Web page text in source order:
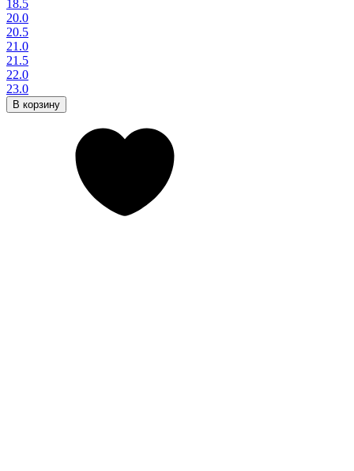
18.5
20.0
20.5
21.0
21.5
22.0
23.0
В корзину